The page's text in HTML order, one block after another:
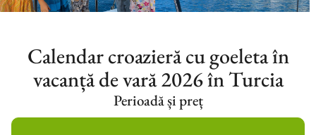
Calendar croazieră cu goeleta în
vacanță de vară 2026 în Turcia
Perioadă și preț